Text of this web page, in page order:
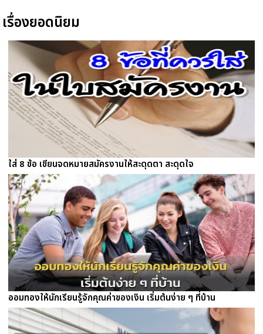
เรื่องยอดนิยม
ใส่ 8 ข้อ เขียนจดหมายสมัครงานให้สะดุดตา สะดุดใจ
ออมทองให้นักเรียนรู้จักคุณค่าของเงิน เริ่มต้นง่าย ๆ ที่บ้าน